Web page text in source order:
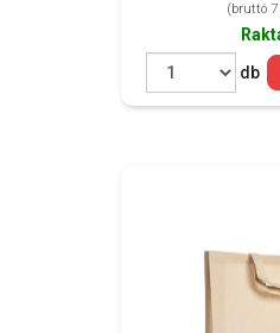
(bruttó 7
db